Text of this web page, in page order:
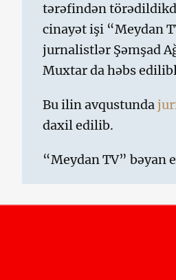
tərəfindən
cinayət işi “Meydan
jurnalistlər Şəmşad
Muxtar da həbs
Bu ilin avqustunda
daxil edilib.
“Meydan TV” bəyan